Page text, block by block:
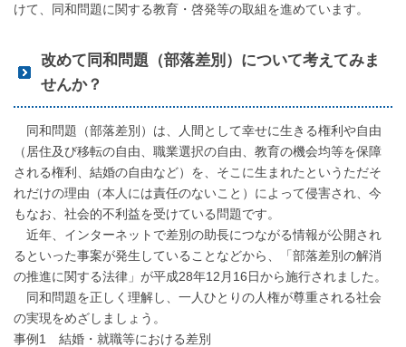
けて、同和問題に関する教育・啓発等の取組を進めています。
改めて同和問題（部落差別）について考えてみま
せんか？
同和問題（部落差別）は、人間として幸せに生きる権利や自由
（居住及び移転の自由、職業選択の自由、教育の機会均等を保障
される権利、結婚の自由など）を、そこに生まれたというただそ
れだけの理由（本人には責任のないこと）によって侵害され、今
もなお、社会的不利益を受けている問題です。
近年、インターネットで差別の助長につながる情報が公開され
るといった事案が発生していることなどから、「部落差別の解消
の推進に関する法律」が平成28年12月16日から施行されました。
同和問題を正しく理解し、一人ひとりの人権が尊重される社会
の実現をめざしましょう。
事例1 結婚・就職等における差別